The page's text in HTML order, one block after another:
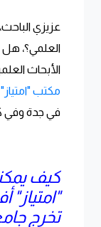
عزيزي
العلمي؟،
الأبحاث
مكتب "امتياز"
في جدة وفي
كيف
تخرج